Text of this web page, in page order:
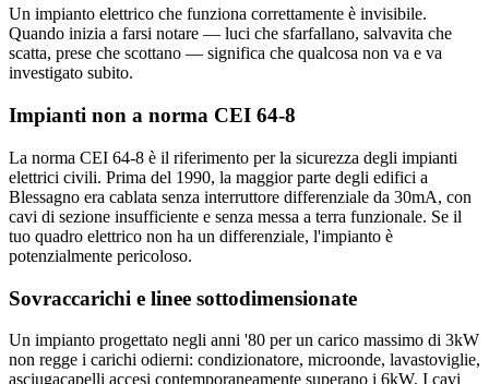
Un impianto elettrico che funziona correttamente è invisibile.
Quando inizia a farsi notare — luci che sfarfallano, salvavita che
scatta, prese che scottano — significa che qualcosa non va e va
investigato subito.
Impianti non a norma CEI 64-8
La norma CEI 64-8 è il riferimento per la sicurezza degli impianti
elettrici civili. Prima del 1990, la maggior parte degli edifici a
Blessagno era cablata senza interruttore differenziale da 30mA, con
cavi di sezione insufficiente e senza messa a terra funzionale. Se il
tuo quadro elettrico non ha un differenziale, l'impianto è
potenzialmente pericoloso.
Sovraccarichi e linee sottodimensionate
Un impianto progettato negli anni '80 per un carico massimo di 3kW
non regge i carichi odierni: condizionatore, microonde, lavastoviglie,
asciugacapelli accesi contemporaneamente superano i 6kW. I cavi